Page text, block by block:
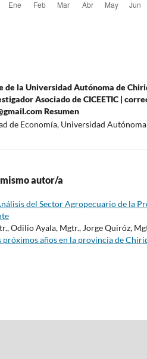
de la Universidad Autónoma de
Asociado de CICEETIC |
Resumen
de Economía, Universidad
autor/a
del Sector Agropecuario de la
Odilio Ayala, Mgtr., Jorge Quiróz,
próximos años en la provincia de